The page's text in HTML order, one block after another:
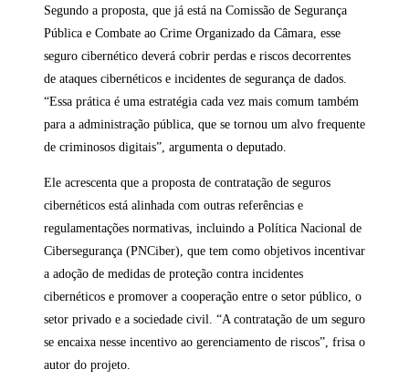
Segundo a proposta, que já está na Comissão de Segurança
Pública e Combate ao Crime Organizado da Câmara, esse
seguro cibernético deverá cobrir perdas e riscos decorrentes
de ataques cibernéticos e incidentes de segurança de dados.
“Essa prática é uma estratégia cada vez mais comum também
para a administração pública, que se tornou um alvo frequente
de criminosos digitais”, argumenta o deputado.
Ele acrescenta que a proposta de contratação de seguros
cibernéticos está alinhada com outras referências e
regulamentações normativas, incluindo a Política Nacional de
Cibersegurança (PNCiber), que tem como objetivos incentivar
a adoção de medidas de proteção contra incidentes
cibernéticos e promover a cooperação entre o setor público, o
setor privado e a sociedade civil. “A contratação de um seguro
se encaixa nesse incentivo ao gerenciamento de riscos”, frisa o
autor do projeto.